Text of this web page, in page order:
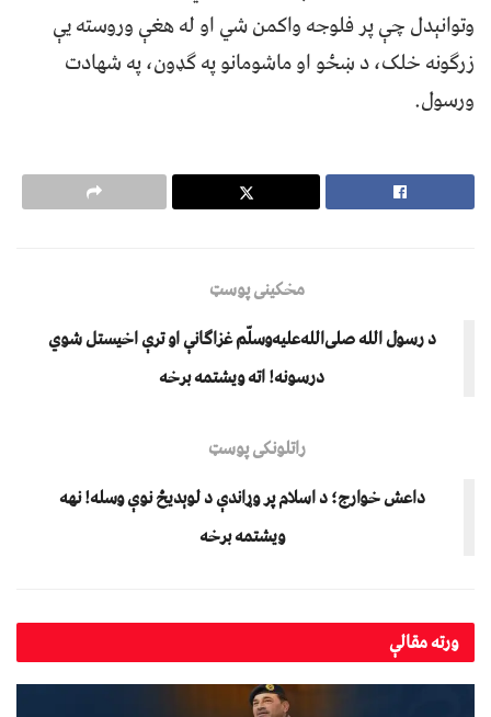
وتوانېدل چې پر فلوجه واکمن شي او له هغې وروسته یې
زرګونه خلک، د ښځو او ماشومانو په ګډون، په شهادت
ورسول.
مخکینی پوسټ
د رسول الله صلی‌الله‌علیه‌وسلّم غزاګانې او ترې اخیستل شوي
درسونه! اته ویشتمه برخه
راتلونکی پوسټ
داعش خوارج؛ د اسلام پر وړاندې د لوېدیځ نوې وسله! نهه
ویشتمه برخه
ورتهمقالې